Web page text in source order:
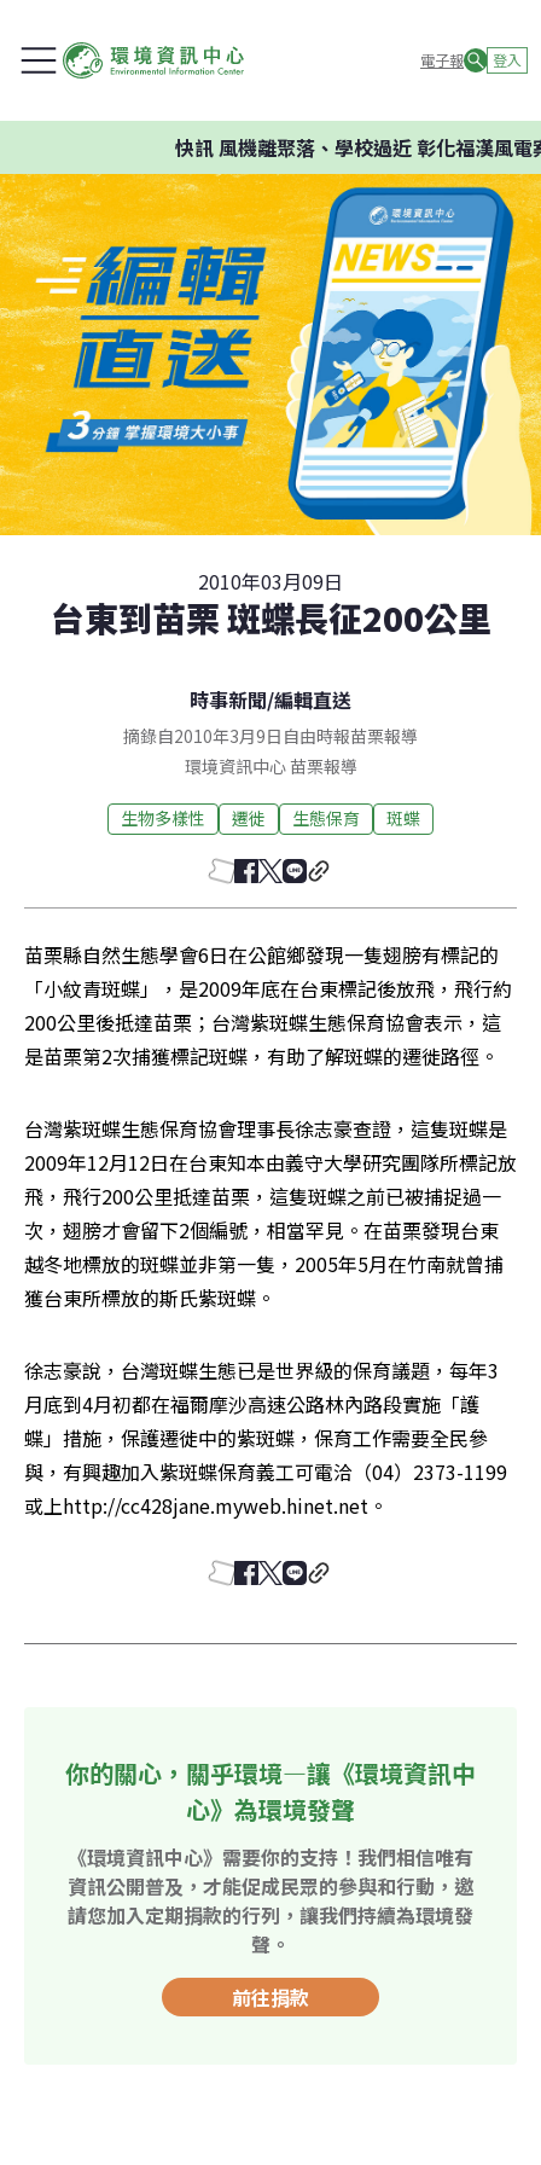
電子報 登入
快訊風機離聚落、學校過近 彰化福漢風電
2010年03月09日
台東到苗栗 斑蝶長征200公里
時事新聞/編輯直送
摘錄自2010年3月9日自由時報苗栗報導
環境資訊中心苗栗報導
生物多樣性 遷徙 生態保育 斑蝶
苗栗縣自然生態學會6日在公館鄉發現一隻翅膀有標記的
「小紋青斑蝶」，是2009年底在台東標記後放飛，飛行約
200公里後抵達苗栗；台灣紫斑蝶生態保育協會表示，這
是苗栗第2次捕獲標記斑蝶，有助了解斑蝶的遷徙路徑。
台灣紫斑蝶生態保育協會理事長徐志豪查證，這隻斑蝶是
2009年12月12日在台東知本由義守大學研究團隊所標記放
飛，飛行200公里抵達苗栗，這隻斑蝶之前已被捕捉過一
次，翅膀才會留下2個編號，相當罕見。在苗栗發現台東
越冬地標放的斑蝶並非第一隻，2005年5月在竹南就曾捕
獲台東所標放的斯氏紫斑蝶。
徐志豪說，台灣斑蝶生態已是世界級的保育議題，每年3
月底到4月初都在福爾摩沙高速公路林內路段實施「護
蝶」措施，保護遷徙中的紫斑蝶，保育工作需要全民參
與，有興趣加入紫斑蝶保育義工可電洽（04）2373-1199
或上http://cc428jane.myweb.hinet.net。
你的關心，關乎環境—讓《環境資訊中
心》為環境發聲
《環境資訊中心》需要你的支持！我們相信唯有
資訊公開普及，才能促成民眾的參與和行動，邀
請您加入定期捐款的行列，讓我們持續為環境發
聲。
前往捐款